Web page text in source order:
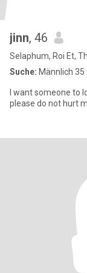
jinn, 46
Selaphum, Roi Et,
Suche: Männlich 35
I want someone to
please do not hurt